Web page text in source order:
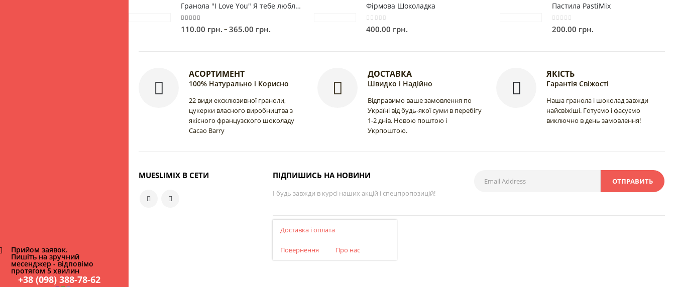
Прийом заявок.
Пишіть на зручний
месенджер - відповімо
протягом 5 хвилин
+38 (098) 388-78-62
128.00 грн.
Гранола "I Love You" Я тебе люблю (від 250г)
5.00 out of 5
110.00 грн. – 365.00 грн.
Фірмова Шоколадка
0 out of 5
400.00 грн.
Пастила PastiMix
0out of 5
200.00 грн.
АСОРТИМЕНТ
100% Натурально і Корисно
22 види ексклюзивної граноли,
цукерки власного виробництва з
якісного французского шоколаду
Cacao Barry
ДОСТАВКА
Швидко і Надійно
Відправимо ваше замовлення по
Україні від будь-якої суми в перебігу
1-2 днів. Новою поштою і
Укрпоштою.
ЯКІСТЬ
Гарантія Свіжості
Наша гранола і шоколад завжди
найсвіжіші. Готуємо і фасуємо
виключно в день замовлення!
MUESLIMIX В СЕТИ ПІДПИШИСЬ НА НОВИНИ
І будь завжди в курсі наших акцій і спецпропозицій!
Доставка і оплата
Повернення Про нас